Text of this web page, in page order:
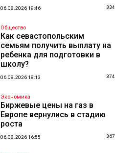
06.08.2026 19:46 334
Общество
Как севастопольским
семьям получить выплату на
ребенка для подготовки в
школу?
06.08.2026 18:13 374
Экономика
Биржевые цены на газ в
Европе вернулись в стадию
роста
06.08.2026 16:55 367